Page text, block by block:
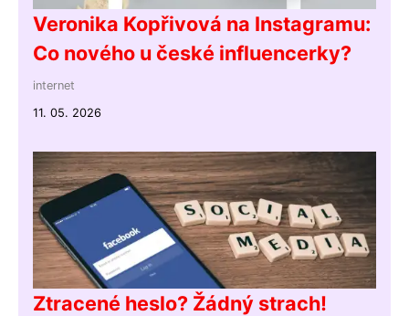
Veronika Kopřivová na Instagramu:
Co nového u české influencerky?
internet
11. 05. 2026
Ztracené heslo? Žádný strach!